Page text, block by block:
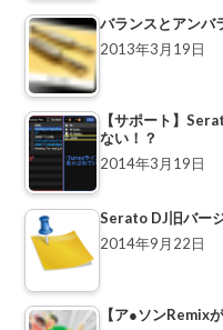
バランスとアンバ
2013年3月19日
【サポート】
ない！？
2014年3月19日
Serato DJ旧バー
2014年9月22日
【ア●ソンRemix